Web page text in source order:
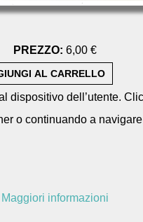
PREZZO: 6,00 €
dell’utente.
o continuando a
Maggiori informazioni